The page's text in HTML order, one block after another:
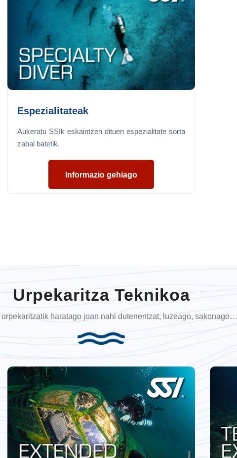
Espezialitateak
Aukeratu SSIk eskaintzen dituen espezialitate sorta
zabal batetik.
Informazio gehiago
Urpekaritza Teknikoa
haratago joan nahi dutenentzat, luzeago, sakonago…